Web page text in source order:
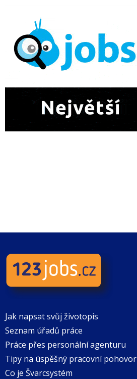
Jak napsat svůj životopis
Seznam úřadů práce
Práce přes personální agenturu
Tipy na úspěšný pracovní pohovor
Co je Švarcsystém